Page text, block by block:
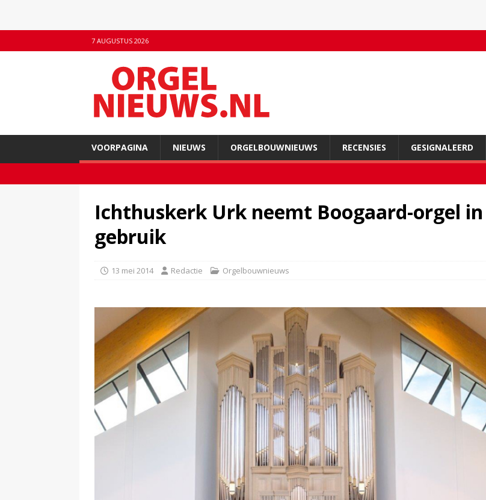
7 AUGUSTUS 2026
VOORPAGINA NIEUWS ORGELBOUWNIEUWS RECENSIES GESIGNALEERD
Ichthuskerk Urk neemt Boogaard-orgel in
gebruik
13 mei 2014 Redactie Orgelbouwnieuws